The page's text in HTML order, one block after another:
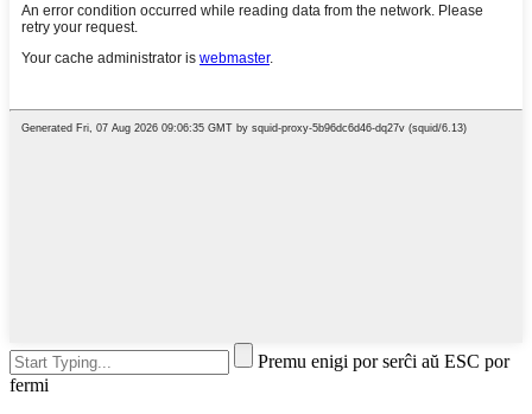
Premu enigi por serĉi aŭ ESC por
fermi